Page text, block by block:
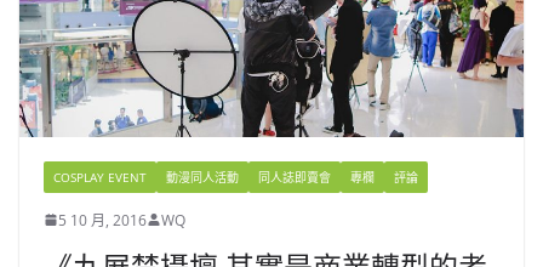
COSPLAY EVENT 動漫同人活動 同人誌即賣會 專欄 評論
5 10 月, 2016 WQ